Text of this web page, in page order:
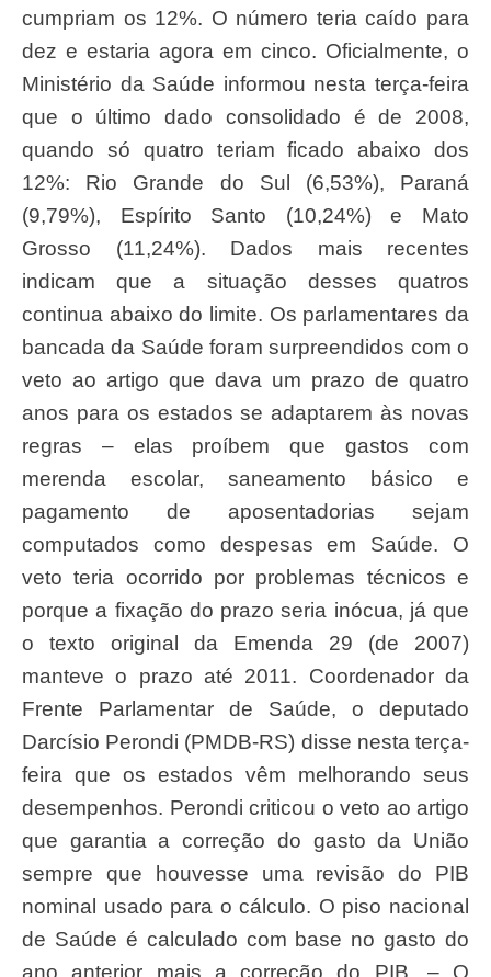
cumpriam os 12%. O número teria caído para
dez e estaria agora em cinco. Oficialmente, o
Ministério da Saúde informou nesta terça-feira
que o último dado consolidado é de 2008,
quando só quatro teriam ficado abaixo dos
12%: Rio Grande do Sul (6,53%), Paraná
(9,79%), Espírito Santo (10,24%) e Mato
Grosso (11,24%). Dados mais recentes
indicam que a situação desses quatros
continua abaixo do limite. Os parlamentares da
bancada da Saúde foram surpreendidos com o
veto ao artigo que dava um prazo de quatro
anos para os estados se adaptarem às novas
regras – elas proíbem que gastos com
merenda escolar, saneamento básico e
pagamento de aposentadorias sejam
computados como despesas em Saúde. O
veto teria ocorrido por problemas técnicos e
porque a fixação do prazo seria inócua, já que
o texto original da Emenda 29 (de 2007)
manteve o prazo até 2011. Coordenador da
Frente Parlamentar de Saúde, o deputado
Darcísio Perondi (PMDB-RS) disse nesta terça-
feira que os estados vêm melhorando seus
desempenhos. Perondi criticou o veto ao artigo
que garantia a correção do gasto da União
sempre que houvesse uma revisão do PIB
nominal usado para o cálculo. O piso nacional
de Saúde é calculado com base no gasto do